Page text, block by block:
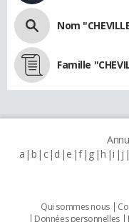
Nom
Famille
a b c d e f g h i j
Qui sommes nous
Données personnelles